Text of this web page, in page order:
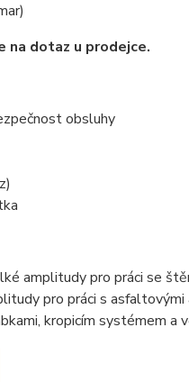
dotaz u prodejce.
obsluhy
amplitudy pro práci se
pro práci s asfaltovými
kropicím systémem a